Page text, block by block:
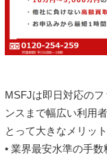
MSFJは即日対応の
ンスまで幅広い利用
とって大きなメリッ
• 業界最安水準の手数